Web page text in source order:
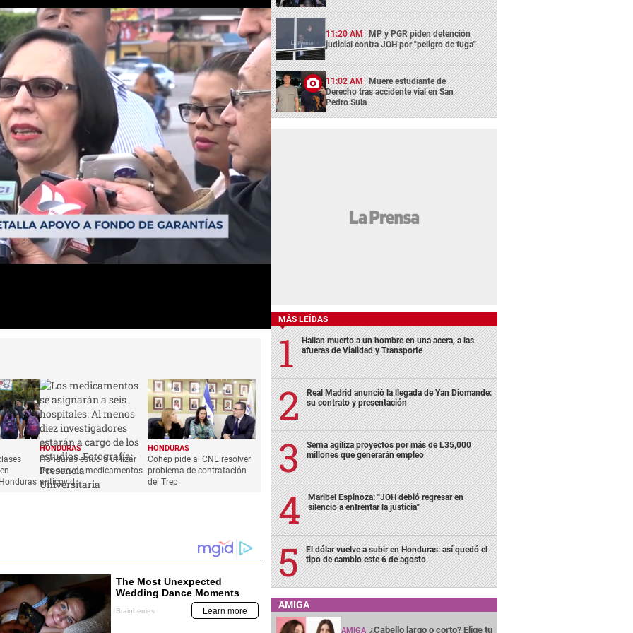
HONDURAS
Honduras estudia utilizar
tres nuevos medicamentos
anticovid
HONDURAS
Cohep pide al CNE resolver
problema de contratación
del Trep
11:20 AM MP y PGR piden detención
judicial contra JOH por "peligro de fuga"
11:02 AM Muere estudiante de
Derecho tras accidente vial en San
Pedro Sula
MÁS LEÍDAS
Hallan muerto a un hombre en una acera, a las
afueras de Vialidad y Transporte
Real Madrid anunció la llegada de Yan Diomande:
su contrato y presentación
Serna agiliza proyectos por más de L35,000
millones que generarán empleo
Maribel Espinoza: "JOH debió regresar en
silencio a enfrentar la justicia"
El dólar vuelve a subir en Honduras: así quedó el
tipo de cambio este 6 de agosto
AMIGA
AMIGA ¿Cabello largo o corto? Elige tu